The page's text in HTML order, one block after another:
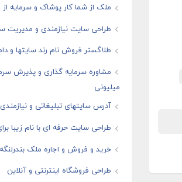
ملک از شما کار پوشاک و سرمایه از
طراحی سایت نیازمندی و مدیریت
طلاگستر فروش نام رند سایتها و
مشاوره سرمایه گذاری و پذیرش
میلیونی
آدرس سایتهای تبلیغاتی و نیازمندی
طراحی سایت حرفه ای با نام زیبا
خرید و فروش و اجاره ملک بندرلنگه
طراحی فروشگاه اینترنتی و آنلاین